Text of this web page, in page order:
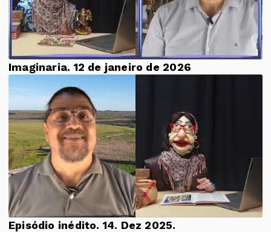
Imaginaria. 12 de janeiro de 2026
Episódio inédito. 14. Dez 2025.